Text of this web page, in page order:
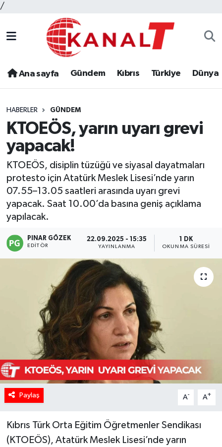
/
Ana sayfa Gündem Kıbrıs Türkiye Dünya
HABERLER GÜNDEM
KTOEÖS, yarın uyarı grevi
yapacak!
KTOEÖS, disiplin tüzüğü ve siyasal dayatmaları
protesto için Atatürk Meslek Lisesi’nde yarın
07.55–13.05 saatleri arasında uyarı grevi
yapacak. Saat 10.00’da basına geniş açıklama
yapılacak.
PINAR GÖZEK
EDITÖR
22.09.2025 - 15:35
YAYINLANMA
1 DK
OKUNMA SÜRESI
Paylaş A- A+
Kıbrıs Türk Orta Eğitim Öğretmenler Sendikası
(KTOEÖS), Atatürk Meslek Lisesi’nde yarın